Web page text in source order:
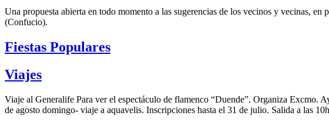
Una propuesta abierta en todo momento a las sugerencias de los vecinos y vecinas,
(Confucio).
Fiestas Populares
Viajes
Viaje al Generalife Para ver el espectáculo de flamenco “Duende”. Organiza
de agosto domingo- viaje a aquavelis. Inscripciones hasta el 31 de julio. Salida a las